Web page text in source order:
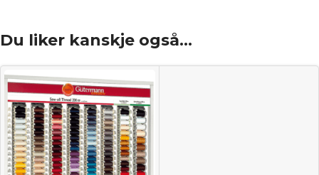
Du liker kanskje også…